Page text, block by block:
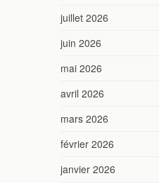
juillet 2026
juin 2026
mai 2026
avril 2026
mars 2026
février 2026
janvier 2026